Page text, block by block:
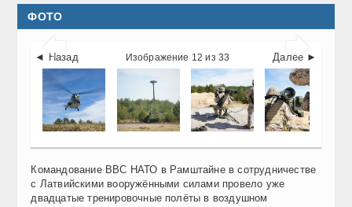
ФОТО
 
◄ Назад Далее ►
Изображение 12 из 33
Командование ВВС НАТО в Рамштайне в сотрудничестве
с Латвийскими вооружёнными силами провело уже
двадцатые тренировочные полёты в воздушном